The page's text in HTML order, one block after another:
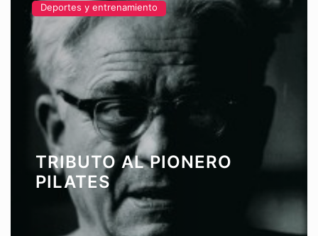
Deportes y entrenamiento
TRIBUTO AL PIONERO
PILATES